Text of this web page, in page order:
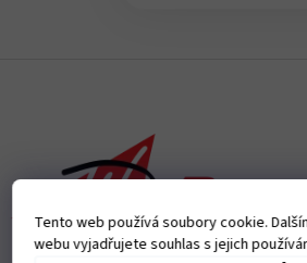
Tento web používá soubory cookie.
webu vyjadřujete souhlas s jejich